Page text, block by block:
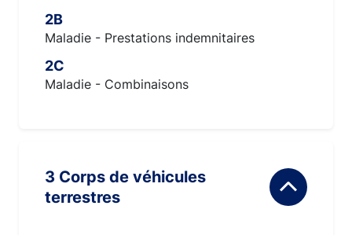
2B
Maladie - Prestations indemnitaires
2C
Maladie - Combinaisons
3 Corps de véhicules
terrestres